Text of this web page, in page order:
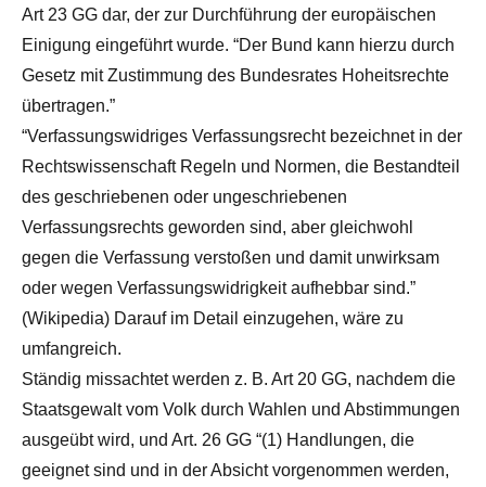
Art 23 GG dar, der zur Durchführung der europäischen
Einigung eingeführt wurde. “Der Bund kann hierzu durch
Gesetz mit Zustimmung des Bundesrates Hoheitsrechte
übertragen.”
“Verfassungswidriges Verfassungsrecht bezeichnet in der
Rechtswissenschaft Regeln und Normen, die Bestandteil
des geschriebenen oder ungeschriebenen
Verfassungsrechts geworden sind, aber gleichwohl
gegen die Verfassung verstoßen und damit unwirksam
oder wegen Verfassungswidrigkeit aufhebbar sind.”
(Wikipedia) Darauf im Detail einzugehen, wäre zu
umfangreich.
Ständig missachtet werden z. B. Art 20 GG, nachdem die
Staatsgewalt vom Volk durch Wahlen und Abstimmungen
ausgeübt wird, und Art. 26 GG “(1) Handlungen, die
geeignet sind und in der Absicht vorgenommen werden,